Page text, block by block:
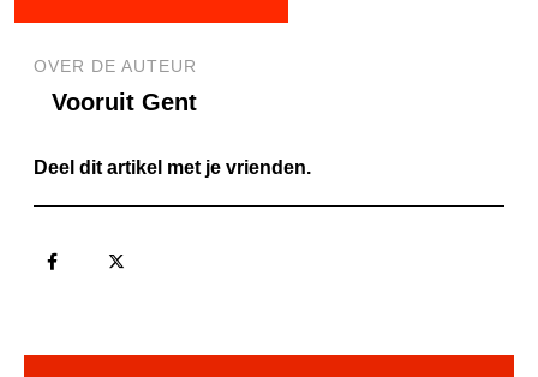
OVER DE AUTEUR
Vooruit Gent
Deel dit artikel met je vrienden.